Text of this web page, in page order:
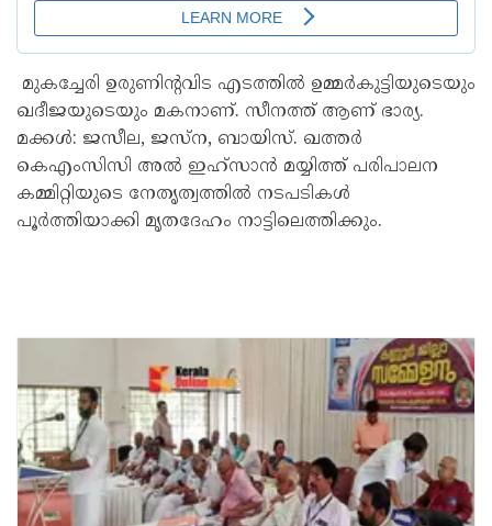
മുകച്ചേരി ഉരുണിന്റവിട എടത്തിൽ ഉമ്മർകുട്ടിയുടെയും
ഖദീജയുടെയും മകനാണ്. സീനത്ത് ആണ് ഭാര്യ.
മക്കൾ: ജസീല, ജസ്ന, ബായിസ്. ഖത്തർ
കെഎംസിസി അൽ ഇഹ്സാൻ മയ്യിത്ത് പരിപാലന
കമ്മിറ്റിയുടെ നേതൃത്വത്തിൽ നടപടികൾ
പൂർത്തിയാക്കി മൃതദേഹം നാട്ടിലെത്തിക്കും.